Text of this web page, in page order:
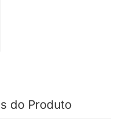
do Produto